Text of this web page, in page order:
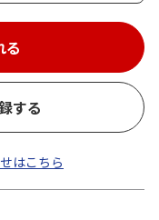
る
する
はこちら